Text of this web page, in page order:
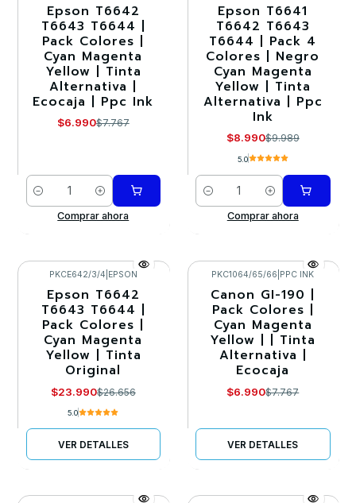
-10%
Epson T6642
T6643 T6644 |
Pack Colores |
Cyan Magenta
Yellow | Tinta
Alternativa |
Ecocaja | Ppc Ink
$6.990$7.767
Cantidad
Comprar ahora
-10%
Epson T6641
T6642 T6643
T6644 | Pack 4
Colores | Negro
Cyan Magenta
Yellow | Tinta
Alternativa | Ppc
Ink
$8.990$9.989
5.0
Cantidad
Comprar ahora
-10%
Agotado
PKCE642/3/4 EPSON
Epson T6642
T6643 T6644 |
Pack Colores |
Cyan Magenta
Yellow | Tinta
Original
$23.990$26.656
5.0
VER DETALLES
-10%
Agotado
PKC1064/65/66 PPC INK
Canon GI-190 |
Pack Colores |
Cyan Magenta
Yellow | | Tinta
Alternativa |
Ecocaja
$6.990$7.767
VER DETALLES